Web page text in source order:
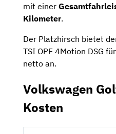
mit einer
Kilometer.
Der Platzhirsch bietet
TSI OPF 4Motion DSG
netto an.
Volkswagen
Kosten